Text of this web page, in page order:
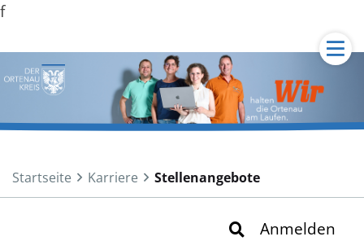
Zum Inhalt springen
Zum Hauptmenü springen
Zur Suche springen
f
Startseite Karriere Stellenangebote
Anmelden